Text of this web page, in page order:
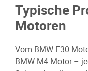
Typische
Motoren
Vom BMW F30
BMW M4 Motor –